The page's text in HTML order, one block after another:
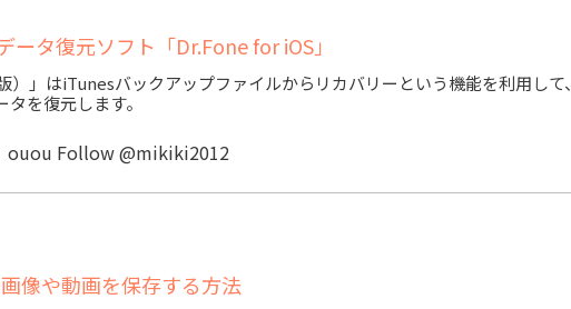
ータ復元ソフト「Dr.Fone for iOS」
）」はiTunesバックアップファイルからリカバリーという機能を利用して、
を復元します。
ouou Follow @mikiki2012
像や動画を保存する方法